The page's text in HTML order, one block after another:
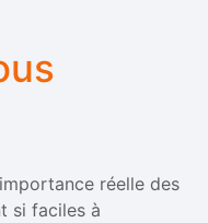
réelle des
si faciles à